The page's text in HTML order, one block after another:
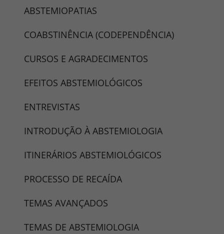
ABSTEMIOPATIAS
COABSTINÊNCIA (CODEPENDÊNCIA)
CURSOS E AGRADECIMENTOS
EFEITOS ABSTEMIOLÓGICOS
ENTREVISTAS
INTRODUÇÃO À ABSTEMIOLOGIA
ITINERÁRIOS ABSTEMIOLÓGICOS
PROCESSO DE RECAÍDA
TEMAS AVANÇADOS
TEMAS DE ABSTEMIOLOGIA